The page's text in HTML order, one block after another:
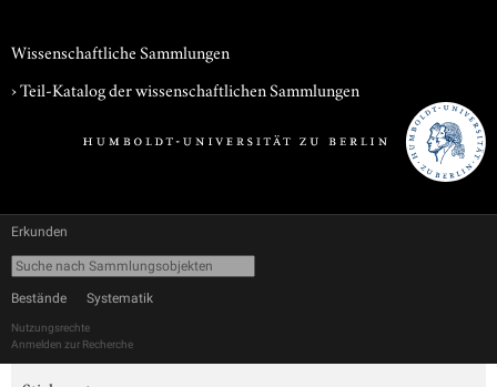
Wissenschaftliche Sammlungen
› Teil-Katalog der wissenschaftlichen Sammlungen
Erkunden
Bestände Systematik
Nutzungsrechte
Anmelden zur Recherche